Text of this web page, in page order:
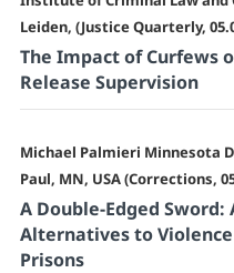
Leiden, (Justice Quarterly,
The Impact of Curfews
Release Supervision
Michael Palmieri Minnesota
Paul, MN, USA (Corrections,
A Double-Edged
Alternatives to
Prisons